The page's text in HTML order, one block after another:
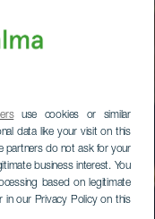
use cookies or similar
data like your visit on this
partners do not ask for your
business interest. You
based on legitimate
in our Privacy Policy on this